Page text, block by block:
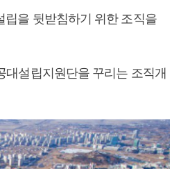
립을 뒷받침하기 위한 조직을
대설립지원단을 꾸리는 조직개